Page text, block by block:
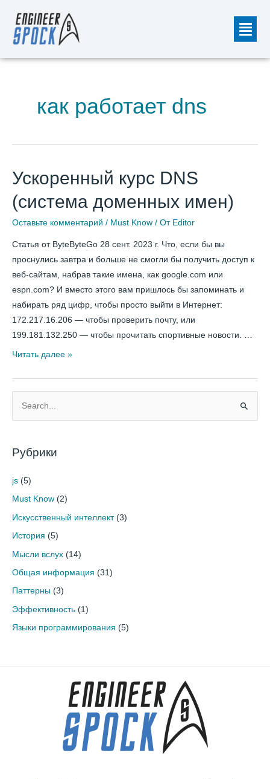
содержимому
Меню
как работает dns
Ускоренный курс DNS
(система доменных имен)
Оставьте комментарий / Must Know / От Editor
Статья от ByteByteGo 28 сент. 2023 г. Что, если бы вы
проснулись завтра и больше не смогли бы получить доступ к
веб-сайтам, набрав такие имена, как google.com или
espn.com? И вместо этого вам пришлось бы запоминать и
набирать ряд цифр, чтобы просто выйти в Интернет:
172.217.16.206 — чтобы проверить почту, или
199.181.132.250 — чтобы прочитать спортивные новости. …
Ускоренный
DNS
(система
имен)
Читать далее »
сРубрики
js (5)
Must Know (2)
Искусственный интеллект(3)
История (5)
Мысли вслух (14)
Общая информация (31)
Паттерны (3)
Эффективность (1)
Языки программирования (5)